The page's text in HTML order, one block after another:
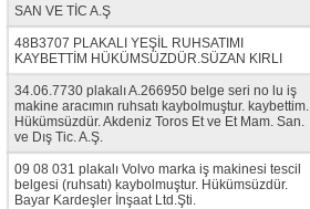
SAN VE TİC A.Ş
48B3707 PLAKALI YEŞİL RUHSATIMI
KAYBETTİM HÜKÜMSÜZDÜR.SÜZAN KIRLI
34.06.7730 plakalı A.266950 belge seri no lu iş
makine aracımın ruhsatı kaybolmuştur. kaybettim.
Hükümsüzdür. Akdeniz Toros Et ve Et Mam. San.
ve Dış Tic. A.Ş.
09 08 031 plakalı Volvo marka iş makinesi tescil
belgesi (ruhsatı) kaybolmuştur. Hükümsüzdür.
Bayar Kardeşler İnşaat Ltd.Şti.